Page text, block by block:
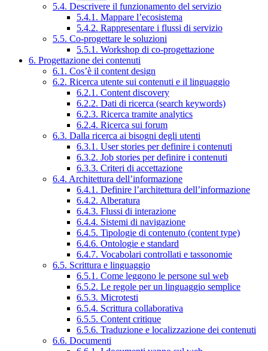
5.4. Descrivere il funzionamento del servizio
5.4.1. Mappare l’ecosistema
5.4.2. Rappresentare i flussi di servizio
5.5. Co-progettare le soluzioni
5.5.1. Workshop di co-progettazione
6. Progettazione dei contenuti
6.1. Cos’è il content design
6.2. Ricerca utente sui contenuti e il linguaggio
6.2.1. Content discovery
6.2.2. Dati di ricerca (search keywords)
6.2.3. Ricerca tramite analytics
6.2.4. Ricerca sui forum
6.3. Dalla ricerca ai bisogni degli utenti
6.3.1. User stories per definire i contenuti
6.3.2. Job stories per definire i contenuti
6.3.3. Criteri di accettazione
6.4. Architettura dell’informazione
6.4.1. Definire l’architettura dell’informazione
6.4.2. Alberatura
6.4.3. Flussi di interazione
6.4.4. Sistemi di navigazione
6.4.5. Tipologie di contenuto (content type)
6.4.6. Ontologie e standard
6.4.7. Vocabolari controllati e tassonomie
6.5. Scrittura e linguaggio
6.5.1. Come leggono le persone sul web
6.5.2. Le regole per un linguaggio semplice
6.5.3. Microtesti
6.5.4. Scrittura collaborativa
6.5.5. Content critique
6.5.6. Traduzione e localizzazione dei contenuti
6.6. Documenti